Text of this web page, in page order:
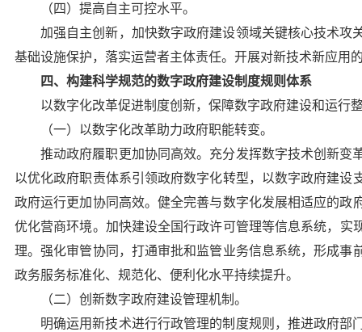
（四）提高自主可控水平。
加强自主创新，加快数字政府建设领域关键核心技术
基础设施保护，落实运营者主体责任。开展对新技术新应用
四、构建科学规范的数字政府建设制度规则体系
以数字化改革促进制度创新，保障数字政府建设和运行
（一）以数字化改革助力政府职能转变。
推动政府履职更加协同高效。 充分发挥数字技术创新变
以优化政府职责体系引领政府数字化转型，以数字政府建
政府运行更加协同高效。健全完善与数字化发展相适应的
优化营商环境。 加快建设全国行政许可管理等信息系统，实
理。强化审管协同，打通审批和监管业务信息系统，形成
政务服务标准化、规范化、便利化水平持续提升。
（二）创新数字政府建设管理机制。
明确运用新技术进行行政管理的制度规则，推进政府